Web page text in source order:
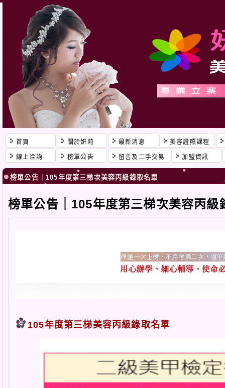
首頁 關於妍莉 最新消息 美容證照課程
線上洽詢 榜單公告 留言及二手交易 加盟資訊
榜單公告｜105年度第三梯次美容丙級錄取名單
榜單公告｜105年度第三梯次美容丙級
105年度第三梯美容丙級錄取名單